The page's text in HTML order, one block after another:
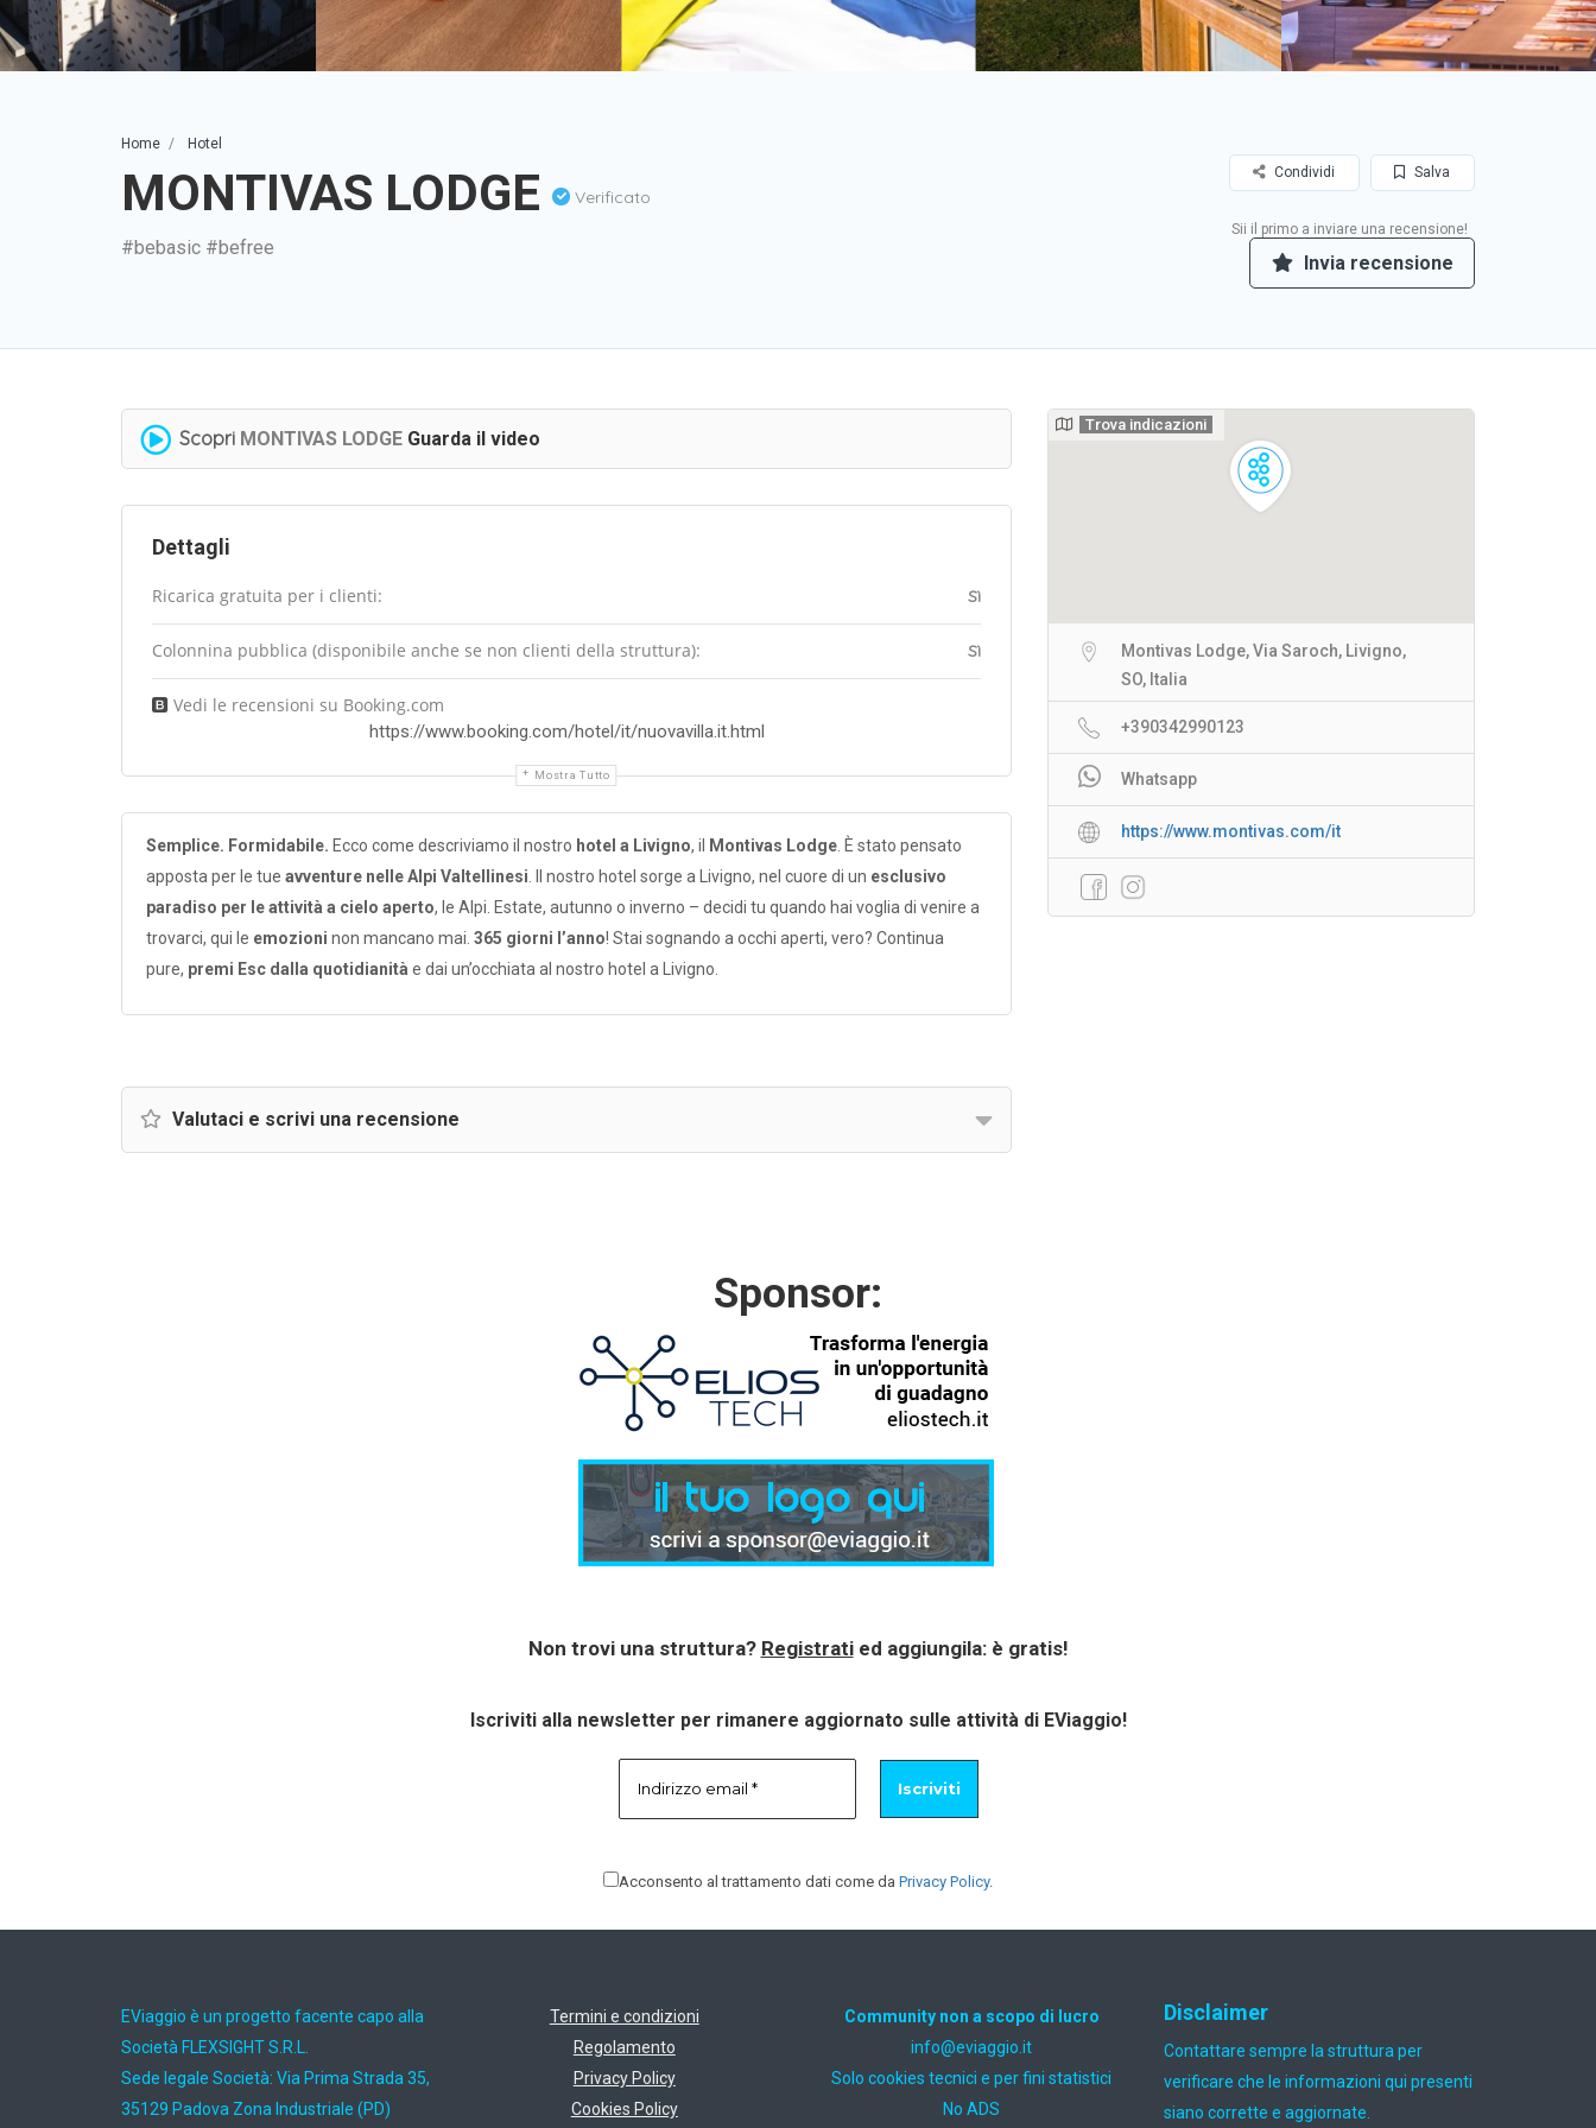
Home Hotel
MONTIVAS LODGE Verificato
#bebasic #befree
Salva
Condividi
Sii il primo a inviare una recensione!
Invia recensione
Scopri MONTIVAS LODGE Guarda il video
Dettagli
Ricarica gratuita per i clienti: Sì
Colonnina pubblica (disponibile anche se non clienti della struttura): Sì
Vedi le recensioni su Booking.com
https://www.booking.com/hotel/it/nuovavilla.it.html
Mostra Tutto
Semplice. Formidabile. Ecco come descriviamo il nostro hotel a Livigno, il Montivas Lodge. È stato pensato
apposta per le tue avventure nelle Alpi Valtellinesi. Il nostro hotel sorge a Livigno, nel cuore di un esclusivo
paradiso per le attività a cielo aperto, le Alpi. Estate, autunno o inverno – decidi tu quando hai voglia di venire a
trovarci, qui le emozioni non mancano mai. 365 giorni l’anno! Stai sognando a occhi aperti, vero? Continua
pure, premi Esc dalla quotidianità e dai un’occhiata al nostro hotel a Livigno.
Valutaci e scrivi una recensione
Trova indicazioni
Montivas Lodge, Via Saroch, Livigno,
SO, Italia
+390342990123
Whatsapp
https://www.montivas.com/it
Sponsor:
Non trovi una struttura? Registratied aggiungila: è gratis!
Iscriviti alla newsletter per rimanere aggiornato sulle attività di EViaggio!
Acconsento al trattamento dati come da Privacy Policy.
EViaggio è un progetto facente capo alla
Società FLEXSIGHT S.R.L.
Sede legale Società: Via Prima Strada 35,
35129 Padova Zona Industriale (PD)
Termini e condizioni
Regolamento
Privacy Policy
Cookies Policy
Community non a scopo di lucro
ti.oiggaive@ofni
Solo cookies tecnici e per fini statistici
No ADS
Disclaimer
Contattare sempre la struttura per
verificare che le informazioni qui presenti
siano corrette e aggiornate.